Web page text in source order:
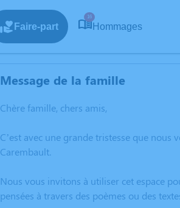
Faire-part
16
Hommages
Message de la famille
Chère famille, chers amis,
C’est avec une grande tristesse que
Carembault.
Nous vous invitons à utiliser cet espace
pensées à travers des poèmes ou des